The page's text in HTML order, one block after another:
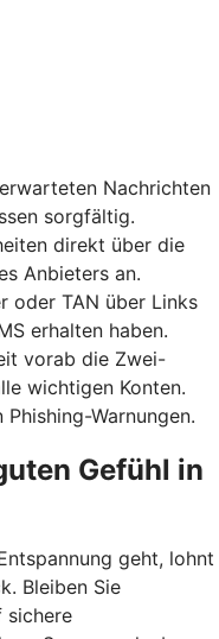
Nachrichten
sorgfältig.
direkt über die
Anbieters an.
oder TAN über Links
erhalten haben.
vorab die Zwei-
wichtigen Konten.
Warnungen.
Gefühl in
geht, lohnt
Bleiben Sie
sichere